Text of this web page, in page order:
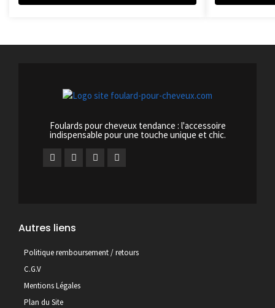
Foulards pour cheveux tendance : l'accessoire
indispensable pour une touche unique et chic.
Autres liens
Politique remboursement / retours
C.G.V
Mentions Légales
Plan du Site